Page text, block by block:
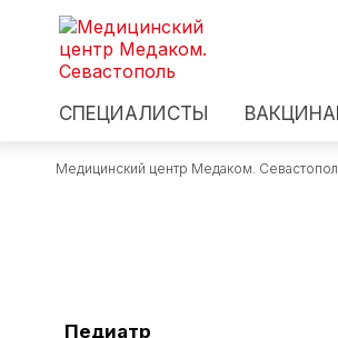
СПЕЦИАЛИСТЫ
Медицинский центр Медаком.
Педиатр